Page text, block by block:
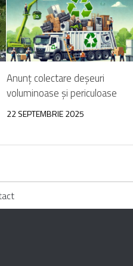
Anunț colectare deșeuri
voluminoase și periculoase
22 SEPTEMBRIE 2025